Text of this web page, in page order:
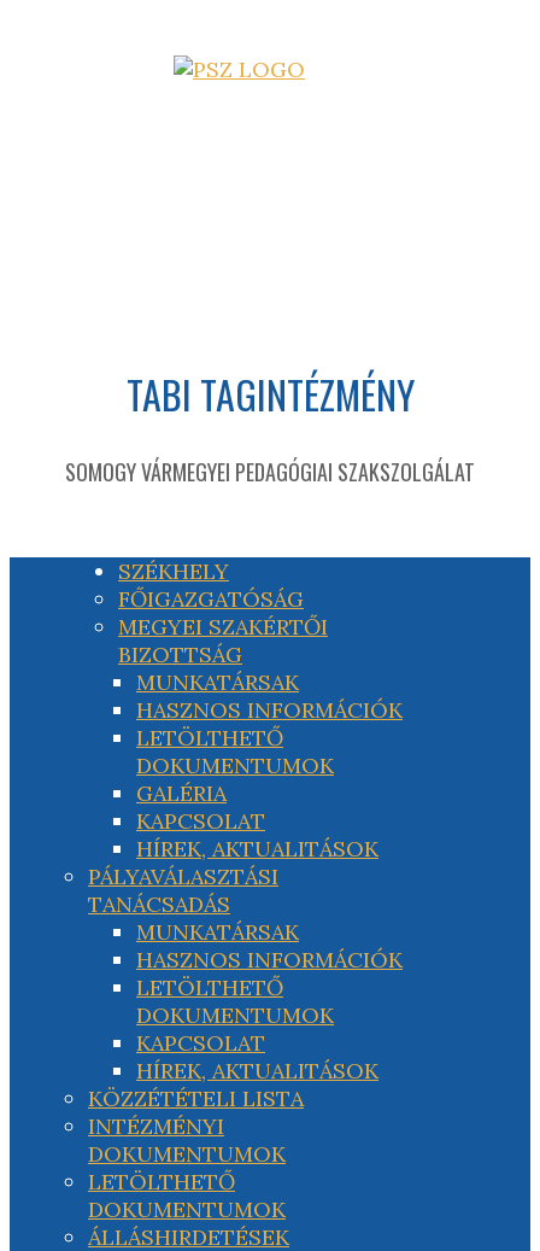
TABI TAGINTÉZMÉNY
SOMOGY VÁRMEGYEI PEDAGÓGIAI SZAKSZOLGÁLAT
SZÉKHELY
FŐIGAZGATÓSÁG
MEGYEI SZAKÉRTŐI
BIZOTTSÁG
MUNKATÁRSAK
HASZNOS INFORMÁCIÓK
LETÖLTHETŐ
DOKUMENTUMOK
GALÉRIA
KAPCSOLAT
HÍREK, AKTUALITÁSOK
PÁLYAVÁLASZTÁSI
TANÁCSADÁS
MUNKATÁRSAK
HASZNOS INFORMÁCIÓK
LETÖLTHETŐ
DOKUMENTUMOK
KAPCSOLAT
HÍREK, AKTUALITÁSOK
KÖZZÉTÉTELI LISTA
INTÉZMÉNYI
DOKUMENTUMOK
LETÖLTHETŐ
DOKUMENTUMOK
ÁLLÁSHIRDETÉSEK